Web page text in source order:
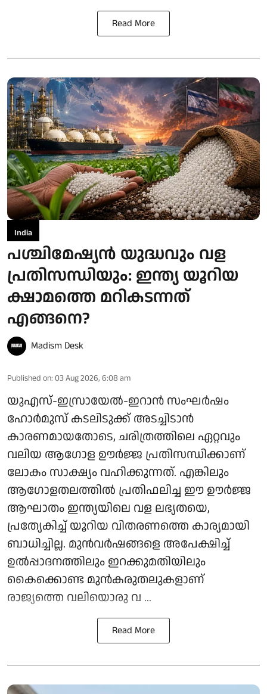
Read More
India
പശ്ചിമേഷ്യന്‍ യുദ്ധവും വള
പ്രതിസന്ധിയും: ഇന്ത്യ യൂറിയ
ക്ഷാമത്തെ മറികടന്നത്
എങ്ങനെ?
Madism Desk
Published on: 03 Aug 2026, 6:08 am
യുഎസ്-ഇസ്രായേല്‍-ഇറാന്‍ സംഘര്‍ഷം
ഹോര്‍മുസ് കടലിടുക്ക് അടച്ചിടാന്‍
കാരണമായതോടെ, ചരിത്രത്തിലെ ഏറ്റവും
വലിയ ആഗോള ഊര്‍ജ്ജ പ്രതിസന്ധിക്കാണ്
ലോകം സാക്ഷ്യം വഹിക്കുന്നത്. എങ്കിലും
ആഗോളതലത്തില്‍ പ്രതിഫലിച്ച ഈ ഊര്‍ജ്ജ
ആഘാതം ഇന്ത്യയിലെ വള ലഭ്യതയെ,
പ്രത്യേകിച്ച് യൂറിയ വിതരണത്തെ കാര്യമായി
ബാധിച്ചില്ല. മുന്‍വര്‍ഷങ്ങളെ അപേക്ഷിച്ച്
ഉല്‍പ്പാദനത്തിലും ഇറക്കുമതിയിലും
കൈക്കൊണ്ട മുന്‍കരുതലുകളാണ്
രാജ്യത്തെ വലിയൊരു വ ...
Read More